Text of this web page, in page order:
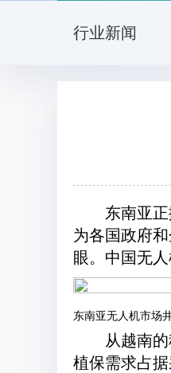
行业新闻
东南亚
为各国政府
眼。中国无
东南亚无人机市场
从越南
植保需求占